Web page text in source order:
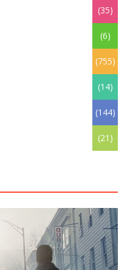
(35)
(6)
(755)
(14)
(144)
(21)